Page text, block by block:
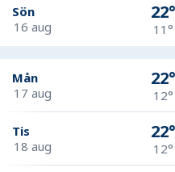
Sön
16 aug
22°
11°
Mån
17 aug
22°
12°
Tis
18 aug
22°
12°